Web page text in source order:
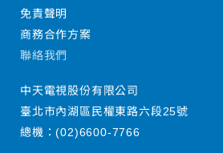
免責聲明
商務合作方案
聯絡我們
中天電視股份有限公司
臺北市內湖區民權東路六段25號
總機：(02)6600-7766